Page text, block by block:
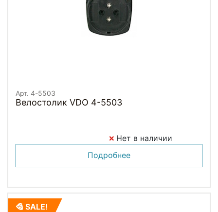
Арт. 4-5503
Велостолик VDO 4-5503
Нет в наличии
Подробнее
SALE!